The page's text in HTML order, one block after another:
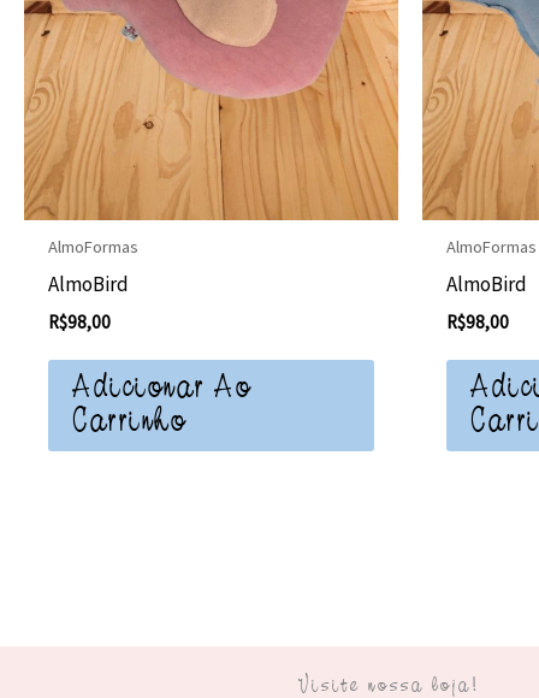
AlmoFormas
AlmoBird
R$98,00
Adicionar Ao
Carrinho
AlmoFormas
AlmoBird
R$98,00
Visite nossa loja!